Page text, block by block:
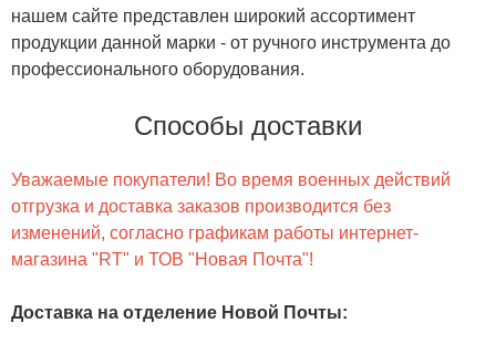
нашем сайте представлен широкий ассортимент
продукции данной марки - от ручного инструмента до
профессионального оборудования.
Способы доставки
Уважаемые покупатели! Во время военных действий
отгрузка и доставка заказов производится без
изменений, согласно графикам работы интернет-
магазина "RT" и ТОВ "Новая Почта"!
Доставка на отделение Новой Почты: